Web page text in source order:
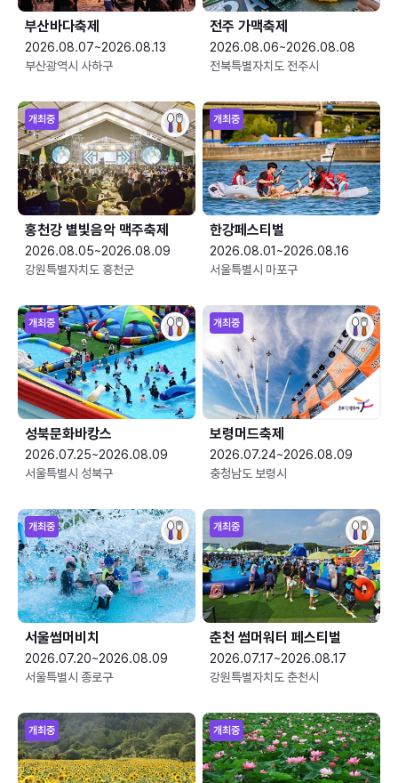
부산바다축제
2026.08.07~2026.08.13
부산광역시 사하구
전주 가맥축제
2026.08.06~2026.08.08
전북특별자치도 전주시
개최중
홍천강 별빛음악 맥주축제
2026.08.05~2026.08.09
강원특별자치도 홍천군
개최중
한강페스티벌
2026.08.01~2026.08.16
서울특별시 마포구
개최중
성북문화바캉스
2026.07.25~2026.08.09
서울특별시 성북구
개최중
보령머드축제
2026.07.24~2026.08.09
충청남도 보령시
개최중
서울썸머비치
2026.07.20~2026.08.09
서울특별시 종로구
개최중
춘천 썸머워터 페스티벌
2026.07.17~2026.08.17
강원특별자치도 춘천시
개최중 개최중